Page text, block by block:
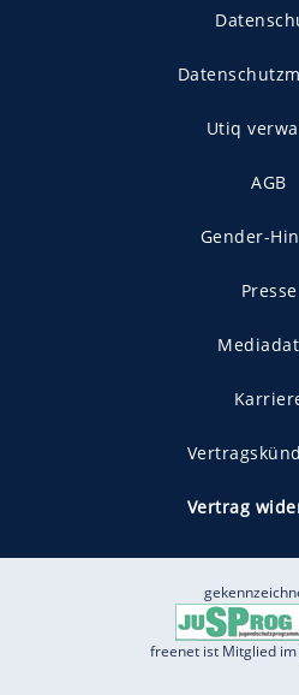
Utiq
AGB
Gender-
Presse
Vertrag
freenet ist Mitglied im